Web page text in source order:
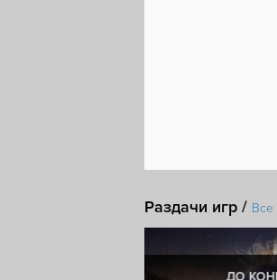
Раздачи игр / Все
ДО